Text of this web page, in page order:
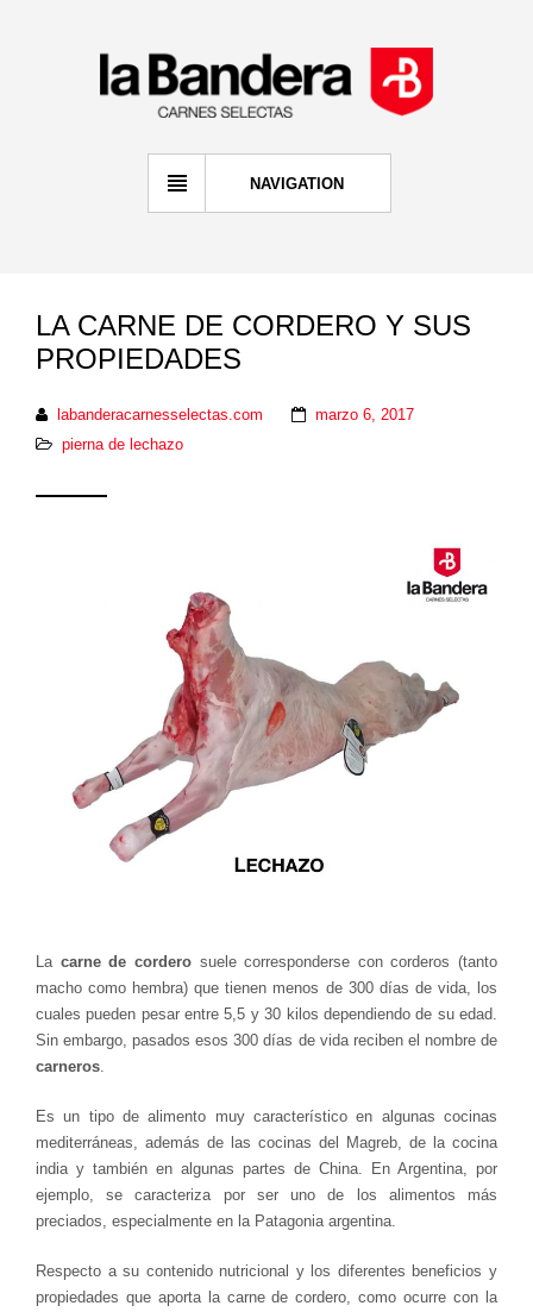
NAVIGATION
LA CARNE DE CORDERO Y SUS
PROPIEDADES
labanderacarnesselectas.com
marzo 6, 2017
pierna de lechazo
La carne de corderosuele corresponderse con corderos (tanto
macho como hembra) que tienen menos de 300 días de vida, los
cuales pueden pesar entre 5,5 y 30 kilos dependiendo de su edad.
Sin embargo, pasados esos 300 días de vida reciben el nombre de
carneros
Es un tipo de alimento muy característico en algunas cocinas
mediterráneas, además de las cocinas del Magreb, de la cocina
india y también en algunas partes de China. En Argentina, por
ejemplo, se caracteriza por ser uno de los alimentos más
preciados, especialmente en la Patagonia argentina.
Respecto a su contenido nutricional y los diferentes beneficios y
propiedades que aporta la carne de cordero, como ocurre con la